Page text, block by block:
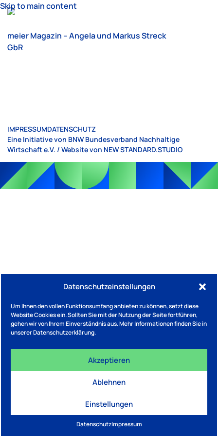
Datenschutzeinstellungen
Um Ihnen den vollen Funktionsumfang anbieten zu können, setzt diese
Website Cookies ein. Sollten Sie mit der Nutzung der Seite fortführen,
gehen wir von Ihrem Einverständnis aus. Mehr Informationen finden Sie in
unserer Datenschutzerklärung.
Akzeptieren
Ablehnen
Einstellungen
DatenschutzImpressum
Skip to main content
meier Magazin – Angela und Markus Streck
GbR
IMPRESSUMDATENSCHUTZ
Eine Initiative von BNW Bundesverband Nachhaltige
Wirtschaft e.V. / Website von NEW STANDARD.STUDIO